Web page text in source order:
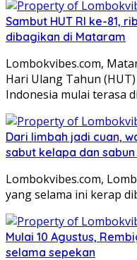
Sambut HUT RI ke-81,
dibagikan di Mataram
Lombokvibes.com,
Hari Ulang Tahun
Indonesia mulai terasa
Dari limbah jadi cuan,
sabut kelapa dan
Lombokvibes.com,
yang selama ini kerap
Mulai 10 Agustus,
selama sepekan